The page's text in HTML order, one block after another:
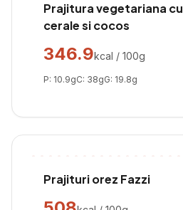
Prajitura vegetariana cu
cerale si cocos
346.9kcal / 100g
P: 10.9gC: 38gG: 19.8g
Prajituri orez Fazzi